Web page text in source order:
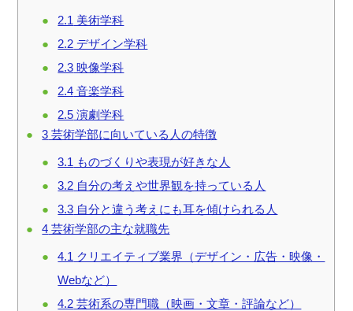
2.1 美術学科
2.2 デザイン学科
2.3 映像学科
2.4 音楽学科
2.5 演劇学科
3 芸術学部に向いている人の特徴
3.1 ものづくりや表現が好きな人
3.2 自分の考えや世界観を持っている人
3.3 自分と違う考えにも耳を傾けられる人
4 芸術学部の主な就職先
4.1 クリエイティブ業界（デザイン・広告・映像・
Webなど）
4.2 芸術系の専門職（映画・文章・評論など）